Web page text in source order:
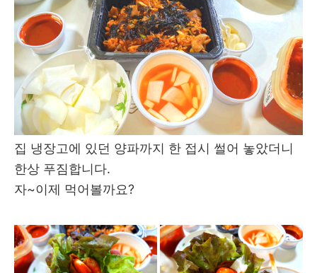
집 냉장고에 있던 양파까지 한 접시 썰어 놓았더니
한상 푸짐합니다.
자~이제 먹어볼까요?